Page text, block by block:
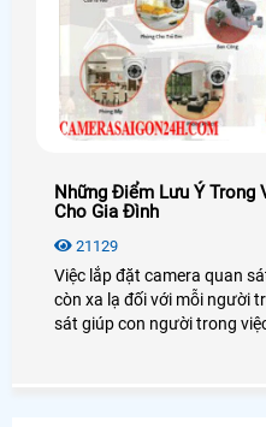
Những Điểm Lưu Ý Trong
Cho Gia Đình
21129
Việc lắp đặt camera quan
còn xa lạ đối với mỗi người
sát giúp con người trong